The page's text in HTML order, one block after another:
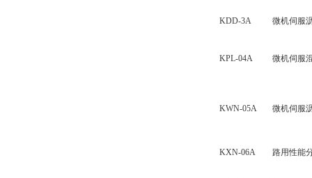
KDD-3A 微机伺服
KPL-04A 微机伺服
KWN-05A 微机伺服
KXN-06A 路用性能